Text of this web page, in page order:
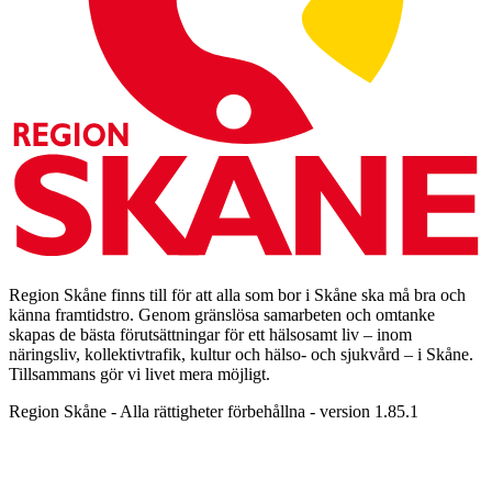
Region Skåne finns till för att alla som bor i Skåne ska må bra och
känna framtidstro. Genom gränslösa samarbeten och omtanke
skapas de bästa förutsättningar för ett hälsosamt liv – inom
näringsliv, kollektivtrafik, kultur och hälso- och sjukvård – i Skåne.
Tillsammans gör vi livet mera möjligt.
Region Skåne - Alla rättigheter förbehållna - version 1.85.1